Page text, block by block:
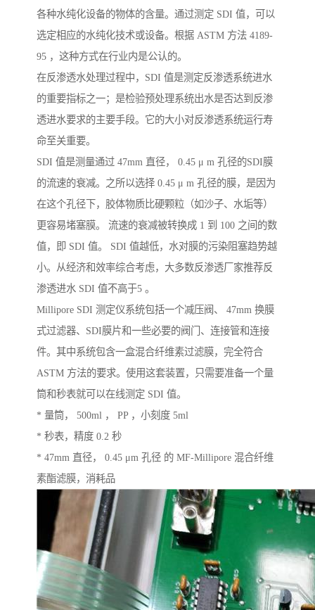
各种水纯化设备的物体的含量。通过测定 SDI 值，可以
选定相应的水纯化技术或设备。根据 ASTM 方法 4189-
95 ，这种方式在行业内是公认的。
在反渗透水处理过程中，SDI 值是测定反渗透系统进水
的重要指标之一；是检验预处理系统出水是否达到反渗
透进水要求的主要手段。它的大小对反渗透系统运行寿
命至关重要。
SDI 值是测量通过 47mm 直径， 0.45 μ m 孔径的SDI膜
的流速的衰减。之所以选择 0.45 μ m 孔径的膜，是因为
在这个孔径下，胶体物质比硬颗粒（如沙子、水垢等）
更容易堵塞膜。 流速的衰减被转换成 1 到 100 之间的数
值，即 SDI 值。 SDI 值越低，水对膜的污染阻塞趋势越
小。从经济和效率综合考虑，大多数反渗透厂家推荐反
渗透进水 SDI 值不高于5 。
Millipore SDI 测定仪系统包括一个减压阀、 47mm 换膜
式过滤器、SDI膜片和一些必要的阀门、连接管和连接
件。其中系统包含一盒混合纤维素过滤膜，完全符合
ASTM 方法的要求。使用这套装置，只需要准备一个量
筒和秒表就可以在线测定 SDI 值。
* 量筒， 500ml ， PP ，小刻度 5ml
* 秒表，精度 0.2 秒
* 47mm 直径， 0.45 μm 孔径 的 MF-Millipore 混合纤维
素酯滤膜，消耗品